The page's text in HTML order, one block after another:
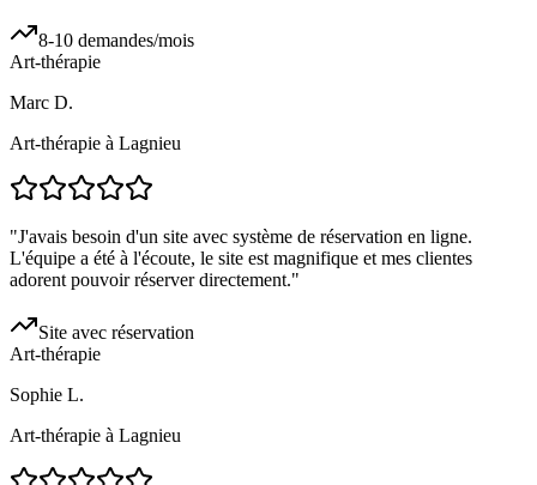
8-10 demandes/mois
Art-thérapie
Marc D.
Art-thérapie à Lagnieu
"J'avais besoin d'un site avec système de réservation en ligne.
L'équipe a été à l'écoute, le site est magnifique et mes clientes
adorent pouvoir réserver directement."
Site avec réservation
Art-thérapie
Sophie L.
Art-thérapie à Lagnieu